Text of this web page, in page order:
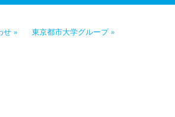
せ » 東京都市大学グループ »